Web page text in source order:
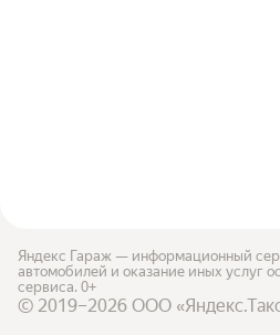
Яндекс Гараж — информационный
автомобилей и оказание иных услуг
сервиса. 0+
© 2019–2026 ООО